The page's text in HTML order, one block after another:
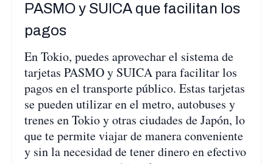
PASMO y SUICA que facilitan los
pagos
En Tokio, puedes aprovechar el sistema de
tarjetas PASMO y SUICA para facilitar los
pagos en el transporte público. Estas tarjetas
se pueden utilizar en el metro, autobuses y
trenes en Tokio y otras ciudades de Japón, lo
que te permite viajar de manera conveniente
y sin la necesidad de tener dinero en efectivo